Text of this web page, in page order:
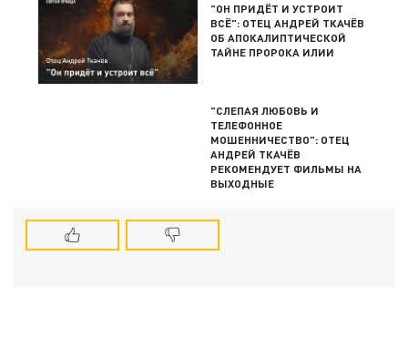
"ОН ПРИДЁТ И УСТРОИТ
ВСЁ": ОТЕЦ АНДРЕЙ ТКАЧЁВ
ОБ АПОКАЛИПТИЧЕСКОЙ
ТАЙНЕ ПРОРОКА ИЛИИ
"СЛЕПАЯ ЛЮБОВЬ И
ТЕЛЕФОННОЕ
МОШЕННИЧЕСТВО": ОТЕЦ
АНДРЕЙ ТКАЧЁВ
РЕКОМЕНДУЕТ ФИЛЬМЫ НА
ВЫХОДНЫЕ